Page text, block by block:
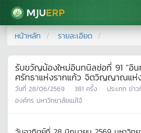
มหาวิทยาลัยแม่โจ้
หน้าหลัก รายละเอียด
รับขวัญน้องใหม่อินทนิลช่อที่ 91 "อิน
ศรัทธาแห่งรากแก้ว จิตวิญญาณแห่
วันที่ 28/06/2569 381 ครั้ง ประเภท ข่า
องค์กร มหาวิทยาลัยแม่โจ้